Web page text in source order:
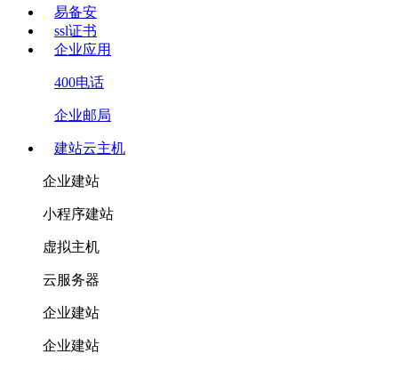
易备安
ssl证书
企业应用
400电话
企业邮局
建站云主机
企业建站
小程序建站
虚拟主机
云服务器
企业建站
企业建站